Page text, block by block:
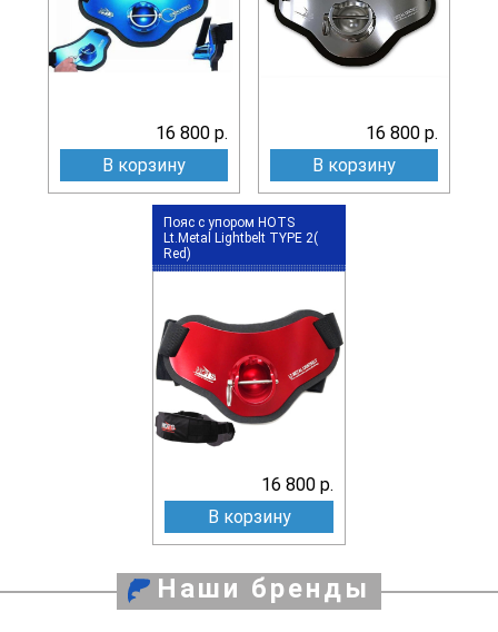
16 800 р.
В корзину
16 800 р.
В корзину
Пояс с упором HOTS
Lt.Metal Lightbelt TYPE 2(
Red)
16 800 р.
В корзину
Наши бренды